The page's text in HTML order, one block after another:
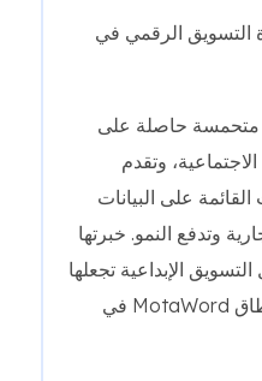
التسويق الرقمي في
متحمسة حاصلة على
وتقدم
على البيانات
وتدفع النمو. خبرتها
الإبداعية تجعلها
مساهمًا رئيسًا في توسيع نطاق MotaWord في